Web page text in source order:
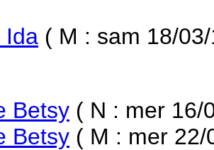
Ida ( M : sam 18/
Betsy ( N : mer 16/
Betsy ( M : mer 22/